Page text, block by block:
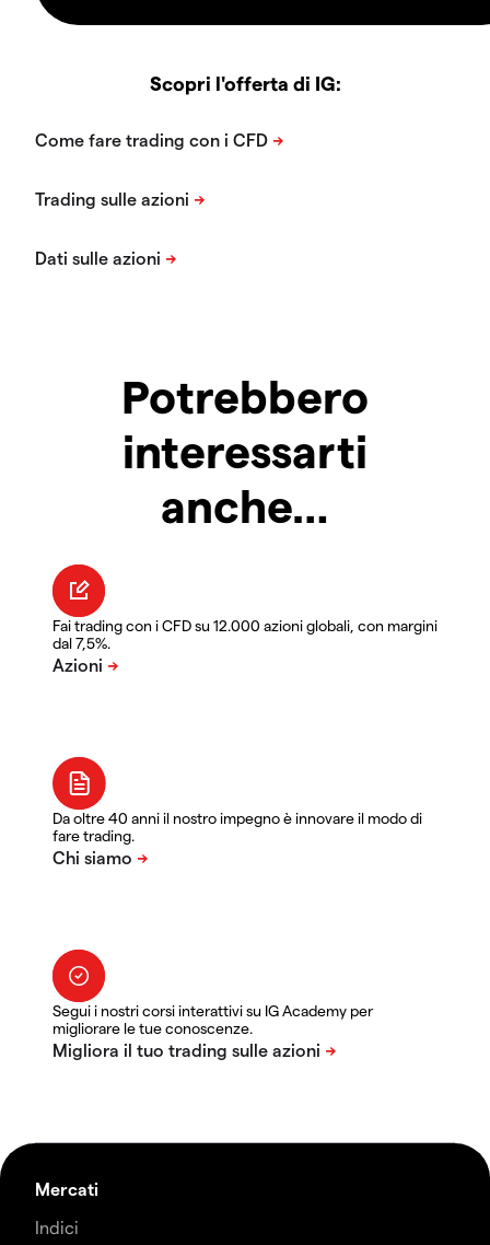
Scopri l'offerta di IG:
Potrebbero
interessarti
anche…
Fai trading con i CFD su 12.000 azioni globali, con margini
dal 7,5%.
Da oltre 40 anni il nostro impegno è innovare il modo di
fare trading.
Segui i nostri corsi interattivi su IG Academy per
migliorare le tue conoscenze.
Mercati
Indici